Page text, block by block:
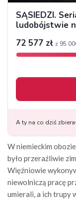
W niemieckim
było przeraźliwie
Więźniowie
niewolniczą pracę
umierali, a ich trupy